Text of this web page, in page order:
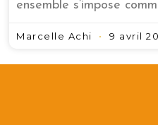
ensemble s’impose
Marcelle Achi 9 avril